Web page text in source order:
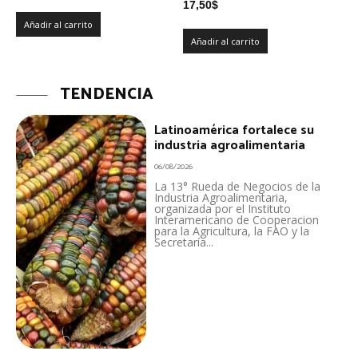
Añadir al carrito
17,50$
Añadir al carrito
TENDENCIA
Latinoamérica fortalece su
industria agroalimentaria
06/08/2026
La 13° Rueda de Negocios de la
Industria Agroalimentaria,
organizada por el Instituto
Interamericano de Cooperacion
para la Agricultura, la FAO y la
Secretaría...